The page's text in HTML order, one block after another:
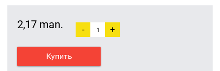
2,17 man. - +
Купить